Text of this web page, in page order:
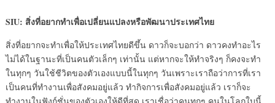
SIU: สิ่งที่อยากทำเพื่อเปลี่ยนแปลงหรือพัฒนาประเทศไทย
สิ่งที่อยากจะทำเพื่อให้ประเทศไทยดีขึ้น ดาวก็จะบอกว่า ดาวคงทำอะไร
ไม่ได้ในฐานะที่เป็นคนตัวเล็กๆ เท่านั้น แต่หากจะให้ทำจริงๆ ก็คงจะทำ
ในทุกๆ วันใช้ชีวิตของตัวเองแบบนี้ในทุกๆ วันเพราะเราถือว่าการที่เรา
เป็นคนที่ทำงานเพื่อสังคมอยู่แล้ว ทำกิจการเพื่อสังคมอยู่แล้ว เราก็จะ